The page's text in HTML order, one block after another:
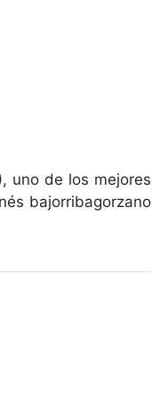
uno de los mejores
bajorribagorzano